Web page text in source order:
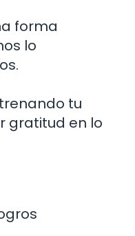
forma
lo
tu
gratitud en lo